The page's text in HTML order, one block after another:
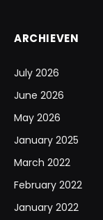
ARCHIEVEN
July 2026
June 2026
May 2026
January 2025
March 2022
February 2022
January 2022